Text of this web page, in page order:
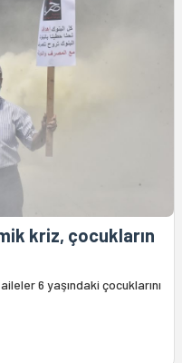
kriz, çocukların
6 yaşındaki çocuklarını